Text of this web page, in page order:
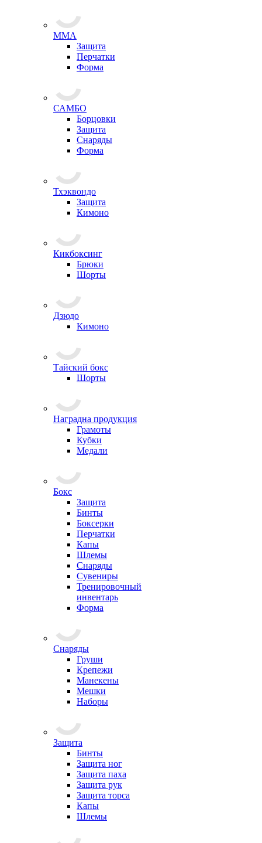
ММА
Защита
Перчатки
Форма
САМБО
Борцовки
Защита
Снаряды
Форма
Тхэквондо
Защита
Кимоно
Кикбоксинг
Брюки
Шорты
Дзюдо
Кимоно
Тайский бокс
Шорты
Наградна продукция
Грамоты
Кубки
Медали
Бокс
Защита
Бинты
Боксерки
Перчатки
Капы
Шлемы
Снаряды
Сувениры
Тренировочный
инвентарь
Форма
Снаряды
Груши
Крепежи
Манекены
Мешки
Наборы
Защита
Бинты
Защита ног
Защита паха
Защита рук
Защита торса
Капы
Шлемы